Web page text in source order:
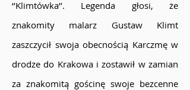
‘’Klimtówka’’. Legenda głosi, że
znakomity malarz Gustaw Klimt
zaszczycił swoja obecnością Karczmę w
drodze do Krakowa i zostawił w zamian
za znakomitą gościnę swoje bezcenne